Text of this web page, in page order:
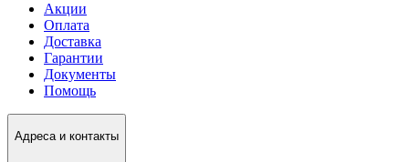
Акции
Оплата
Доставка
Гарантии
Документы
Помощь
Адреса и контакты